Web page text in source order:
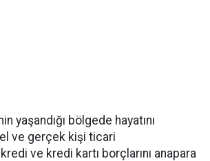
yaşandığı bölgede hayatını
ve gerçek kişi ticari
ve kredi kartı borçlarını anapara